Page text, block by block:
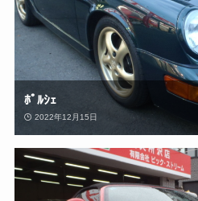
ﾎﾟﾙｼｪ
2022年12月15日